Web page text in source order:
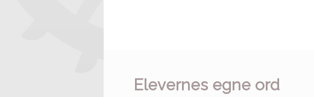
Elevernes egne ord